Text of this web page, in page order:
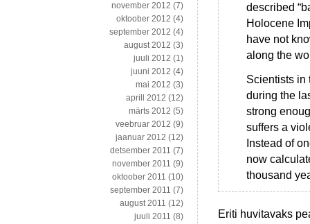
described
Holocene
have not
along the
Scientists in
during the
strong
suffers a
Instead of
now
thousand
Eriti huvitavaks
november 2012 (7)
oktoober 2012 (4)
september 2012 (4)
august 2012 (3)
juuli 2012 (1)
juuni 2012 (4)
mai 2012 (3)
aprill 2012 (12)
märts 2012 (5)
veebruar 2012 (9)
jaanuar 2012 (12)
detsember 2011 (7)
november 2011 (9)
oktoober 2011 (10)
september 2011 (7)
august 2011 (12)
juuli 2011 (8)